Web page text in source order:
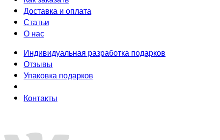
Доставка и оплата
Статьи
О нас
Индивидуальная разработка подарков
Отзывы
Упаковка подарков
Контакты